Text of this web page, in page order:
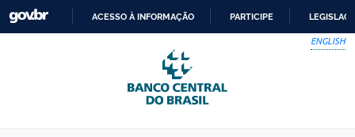
Skip to main content
PARA
O
CONTEÚDO
ACESSO À INFORMAÇÃO PARTICIPE
ENGLISH